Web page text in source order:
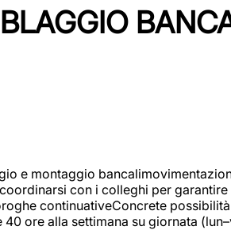
e montaggio
con i colleghi per
continuativeConcrete possibilità
ore alla settimana su giornata